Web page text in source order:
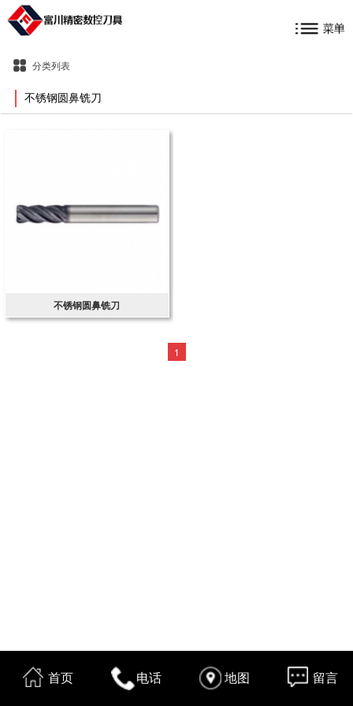
分类列表
不锈钢圆鼻铣刀
不锈钢圆鼻铣刀
1
首页 电话 地图 留言